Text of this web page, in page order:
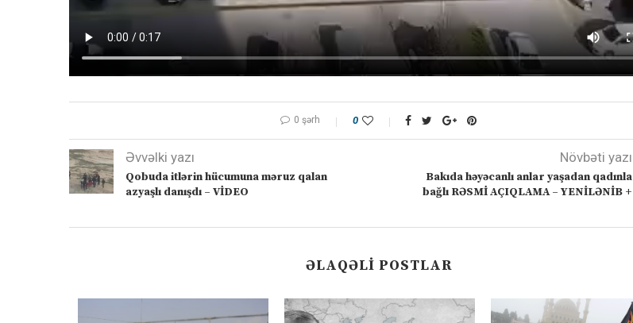
0 şərh 0
Əvvəlki yazı
Qobuda itlərin hücumuna məruz qalan
azyaşlı danışdı – VİDEO
Növbəti yazı
Bakıda həyəcanlı anlar yaşadan qadınla
bağlı RƏSMİ AÇIQLAMA – YENİLƏNİB +
ƏLAQƏLI POSTLAR